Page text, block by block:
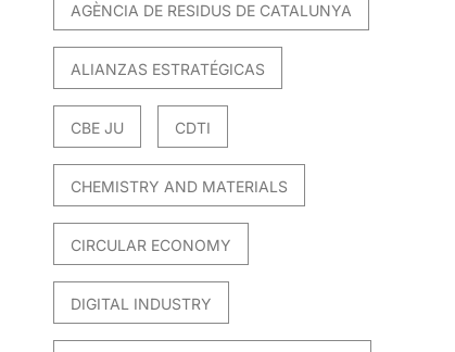
AGÈNCIA DE RESIDUS DE CATALUNYA
ALIANZAS ESTRATÉGICAS
CBE JU CDTI
CHEMISTRY AND MATERIALS
CIRCULAR ECONOMY
DIGITAL INDUSTRY